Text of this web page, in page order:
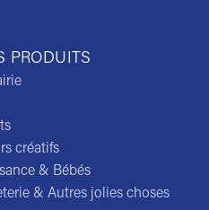
PRODUITS
créatifs
& Bébés
& Autres jolies choses